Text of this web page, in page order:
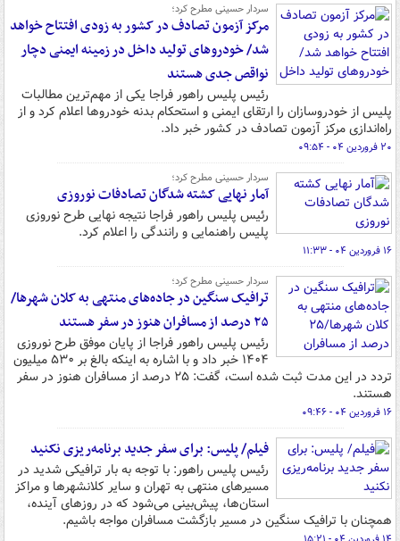
سردار حسینی مطرح کرد؛
مرکز آزمون تصادف در کشور به زودی افتتاح خواهد
شد/ خودروهای تولید داخل در زمینه ایمنی دچار
نواقص جدی هستند
رئیس پلیس راهور فراجا یکی از مهم‌ترین مطالبات
پلیس از خودروسازان را ارتقای ایمنی و استحکام بدنه خودروها اعلام کرد و از
راه‌اندازی مرکز آزمون تصادف در کشور خبر داد.
۲۰ فروردین ۰۴ - ۰۹:۵۴
سردار حسینی مطرح کرد؛
آمار نهایی کشته شدگان تصادفات نوروزی
رئیس پلیس راهور فراجا نتیجه نهایی طرح نوروزی
پلیس راهنمایی و رانندگی را اعلام کرد.
۱۶ فروردین ۰۴ - ۱۱:۳۳
سردار حسینی مطرح کرد؛
ترافیک سنگین در جاده‌های منتهی به کلان شهرها/
۲۵ درصد از مسافران هنوز در سفر هستند
رئیس پلیس راهور فراجا از پایان موفق طرح نوروزی
۱۴۰۴ خبر داد و با اشاره به اینکه بالغ بر ۵۳۰ میلیون
تردد در این مدت ثبت شده است، گفت: ۲۵ درصد از مسافران هنوز در سفر
هستند.
۱۶ فروردین ۰۴ - ۰۹:۴۶
فیلم/ پلیس: برای سفر جدید برنامه‌ریزی نکنید
رئیس پلیس راهور: با توجه به بار ترافیکی شدید در
مسیرهای منتهی به تهران و سایر کلانشهرها و مراکز
استان‌ها، پیش‌بینی می‌شود که در روزهای آینده،
همچنان با ترافیک سنگین در مسیر بازگشت مسافران مواجه باشیم.